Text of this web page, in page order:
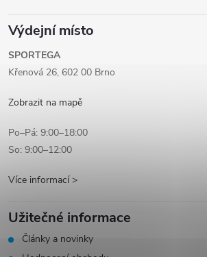
Výdejní místo
SPORTEGA
Křenová 26, 602 00 Brno
Zobrazit na mapě
Po–Pá: 9:00–18:00
So: 9:00–12:00
Více informací >
Užitečné informace
Články a novinky